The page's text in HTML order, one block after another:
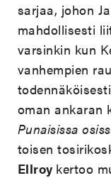
sarjaa, johon
mahdollisesti
varsinkin kun
vanhempien
oman ankaran
Punaisissa
toisen
Ellroy kertoo